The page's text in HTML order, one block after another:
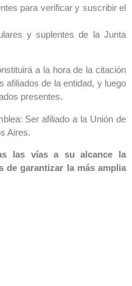
para verificar y suscribir el
y suplentes de la Junta
a la hora de la citación
afiliados de la entidad, y luego
presentes.
Ser afiliado a la Unión de
Aires.
las vías a su alcance la
de garantizar la más amplia